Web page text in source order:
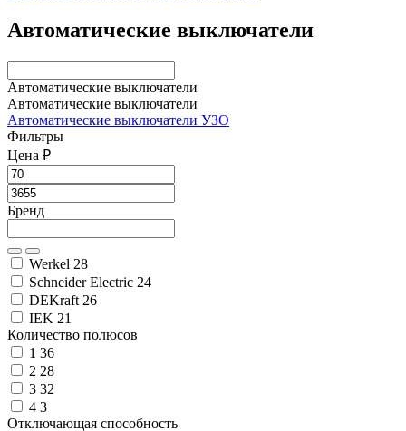
Автоматические выключатели
Автоматические выключатели
Автоматические выключатели
Автоматические выключатели УЗО
Фильтры
Цена ₽
Бренд
Werkel 28
Schneider Electric 24
DEKraft 26
IEK 21
Количество полюсов
1 36
2 28
3 32
4 3
Отключающая способность